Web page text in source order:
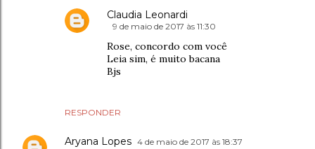
RESPONDER
Claudia Leonardi
9 de maio de 2017 às 11:30
Rose, concordo com você
Leia sim, é muito bacana
Bjs
Aryana Lopes 4 de maio de 2017 às 18:37